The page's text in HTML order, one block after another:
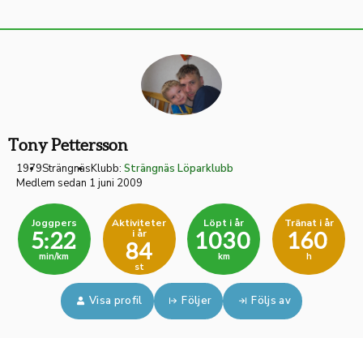
Tony Pettersson
1979SträngnäsKlubb: Strängnäs Löparklubb
Medlem sedan 1 juni 2009
Joggpers
5:22
min/km
Aktiviteter
i år
84
st
Löpt i år
1030
km
Tränat i år
160
h
Visa profil Följer Följs av